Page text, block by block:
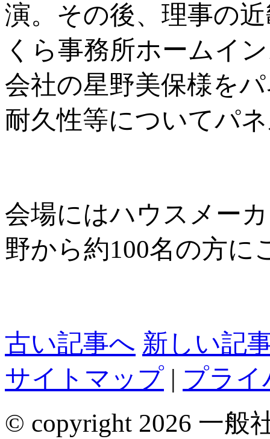
演。その後、理事の
くら事務所ホームイ
会社の星野美保様を
耐久性等についてパ
会場にはハウスメー
野から約100名の方に
古い記事へ 新しい記
サイトマップ | プラ
© copyright 2026 一般